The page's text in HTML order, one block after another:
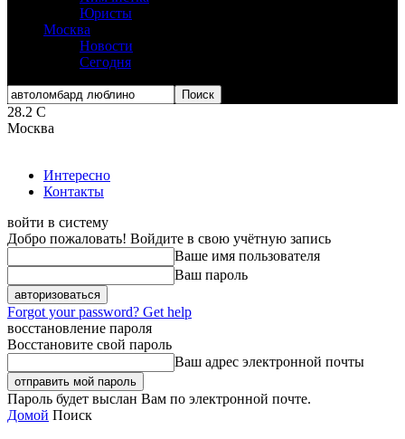
Юристы
Москва
Новости
Сегодня
28.2 C
Москва
Интересно
Контакты
войти в систему
Добро пожаловать! Войдите в свою учётную запись
Ваше имя пользователя
Ваш пароль
Forgot your password? Get help
восстановление пароля
Восстановите свой пароль
Ваш адрес электронной почты
Пароль будет выслан Вам по электронной почте.
Домой Поиск